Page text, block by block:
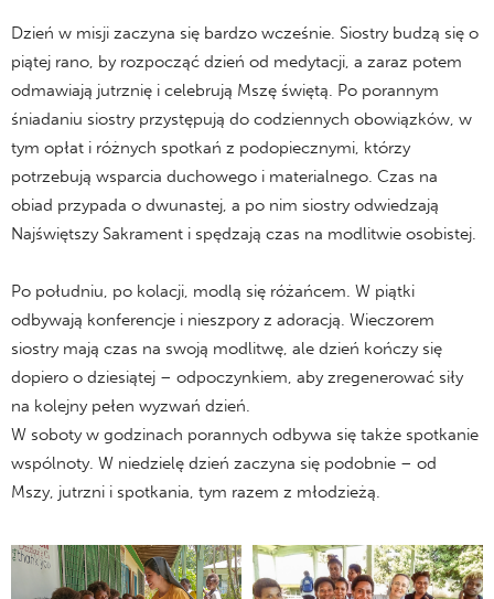
Dzień w misji zaczyna się bardzo wcześnie. Siostry budzą się o
piątej rano, by rozpocząć dzień od medytacji, a zaraz potem
odmawiają jutrznię i celebrują Mszę świętą. Po porannym
śniadaniu siostry przystępują do codziennych obowiązków, w
tym opłat i różnych spotkań z podopiecznymi, którzy
potrzebują wsparcia duchowego i materialnego. Czas na
obiad przypada o dwunastej, a po nim siostry odwiedzają
Najświętszy Sakrament i spędzają czas na modlitwie osobistej.
Po południu, po kolacji, modlą się różańcem. W piątki
odbywają konferencje i nieszpory z adoracją. Wieczorem
siostry mają czas na swoją modlitwę, ale dzień kończy się
dopiero o dziesiątej – odpoczynkiem, aby zregenerować siły
na kolejny pełen wyzwań dzień.
W soboty w godzinach porannych odbywa się także spotkanie
wspólnoty. W niedzielę dzień zaczyna się podobnie – od
Mszy, jutrzni i spotkania, tym razem z młodzieżą.